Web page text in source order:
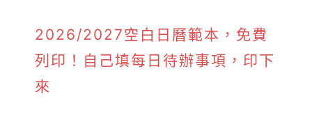
2026/2027空白日曆範本，免費
列印！自己填每日待辦事項，印下
來